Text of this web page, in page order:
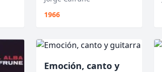
1966
Emoción, canto y